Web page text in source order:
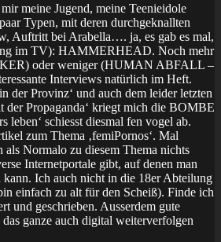
meine Jugend, meine Teenieidole
Typen, mit deren durchgeknallten
Auftritt bei Arabella…. ja, es gab es mal,
im TV): HAMMERHEAD. Noch mehr
oder weniger (HUMAN ABFALL –
Interviews natürlich im Heft.
der Provinz‘ und auch dem leider letzten
der Propaganda‘ kriegt mich die BOMBE
leben‘ schiesst diesmal fen vogel ab.
zum Thema ‚femiPornos‘. Mal
als Normalo zu diesem Thema nichts
Internetportale gibt, auf denen man
kann. Ich auch nicht in die 18er Abteilung
einfach zu alt für den Scheiß). Finde ich
und geschrieben. Ausserdem gute
ganze auch digital weiterverfolgen